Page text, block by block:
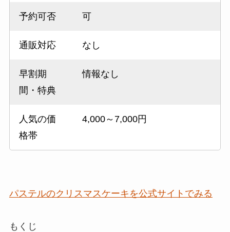
予約可否 可
通販対応 なし
早割期
間・特典
情報なし
人気の価
格帯
4,000～7,000円
パステルのクリスマスケーキを公式サイトでみる
もくじ